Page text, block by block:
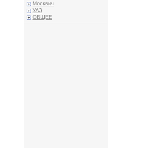
Москвич
УАЗ
ОБЩЕЕ